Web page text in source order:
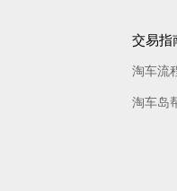
交易指
淘车流
淘车岛